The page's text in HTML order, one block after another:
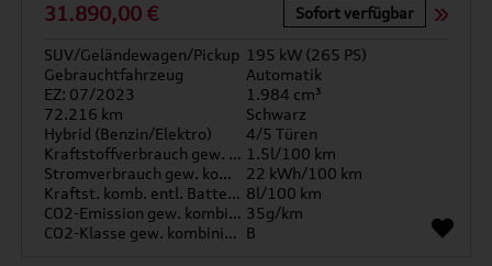
31.890,00 € Sofort verfügbar
SUV/Geländewagen/Pickup 195 kW (265 PS)
Gebrauchtfahrzeug
Automatik
EZ: 07/2023
1.984 cm³
72.216 km
Schwarz
Hybrid (Benzin/Elektro)
4/5 Türen
Kraftstoffverbrauch gew. kombiniert 1.5l/100 km
Stromverbrauch gew. kombiniert
22 kWh/100 km
Kraftst. komb. entl. Batterie 8l/100 km
CO2-Emission gew. kombiniert 35g/km
CO2-Klasse gew. kombiniert B